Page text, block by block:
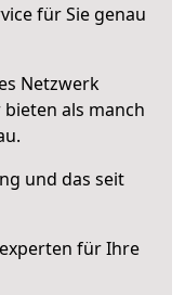
für Sie genau
Netzwerk
als manch
und das seit
für Ihre